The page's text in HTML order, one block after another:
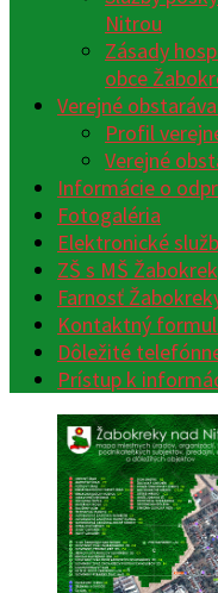
Nitrou
Zásady
obce
Verejné
Profil
Verejné
Informácie o
Fotogaléria
Elektronické
ZŠ s MŠ
Farnosť
Kontaktný
Dôležité
Prístup k